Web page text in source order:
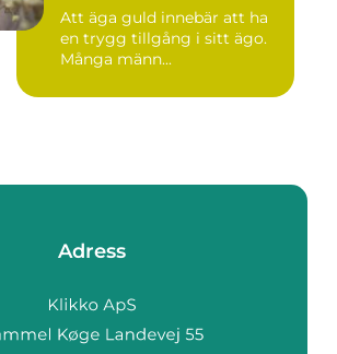
Att äga guld innebär att ha
en trygg tillgång i sitt ägo.
Många männ...
Adress